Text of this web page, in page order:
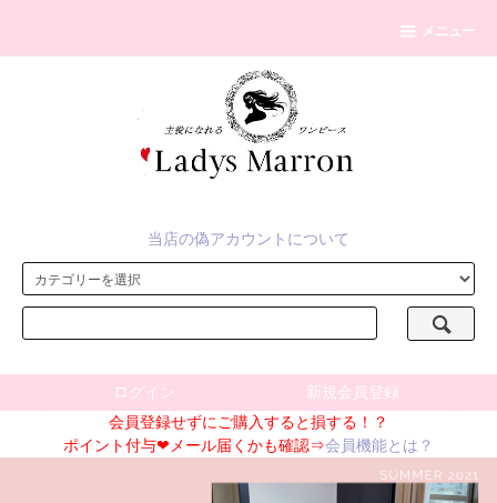
メニュー
当店の偽アカウントについて
ログイン
新規会員登録
会員登録せずにご購入すると損する！？
ポイント付与❤メール届くかも確認⇒会員機能とは？